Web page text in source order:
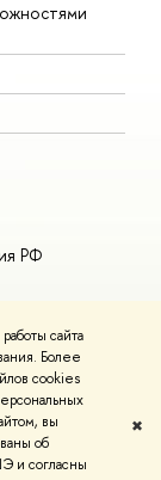
сайта
Более
cookies
вы
об
и согласны
✖
РФ